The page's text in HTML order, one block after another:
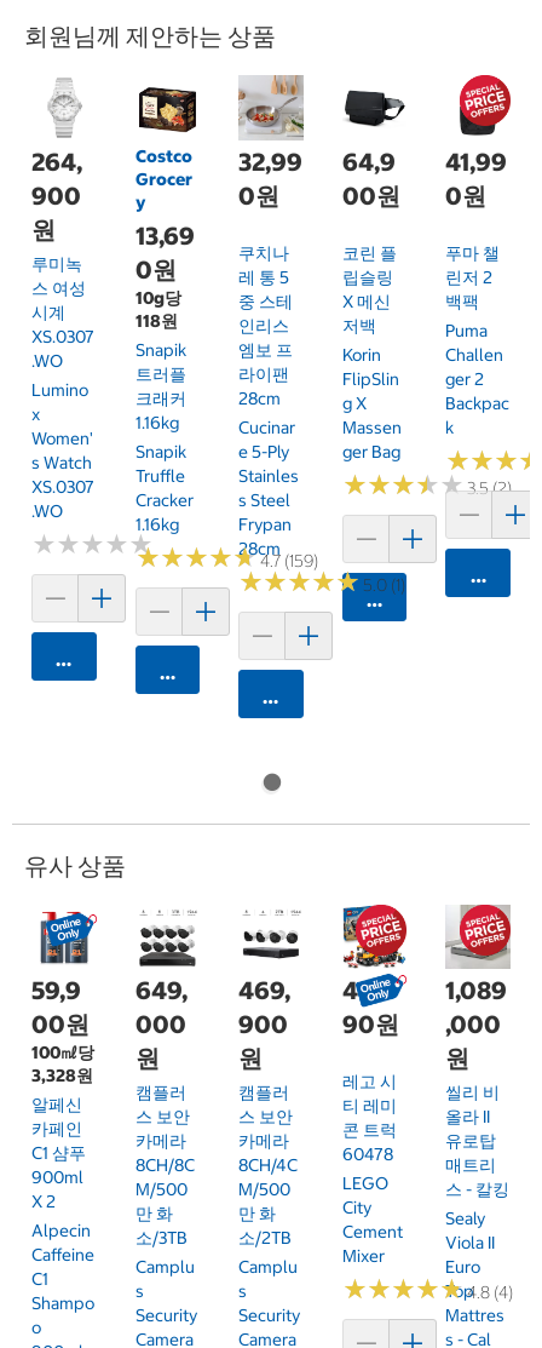
회원님께 제안하는 상품
264,
900
원
루미녹
스 여성
시계
XS.0307
.WO
Lumino
X
Women'
S Watch
XS.0307
.WO
★★★★★
★★★★★
카트에 담기
Costco
Grocer
y
13,69
0원
10g당
118원
Snapik
트러플
크래커
1.16kg
Snapik
Truffle
Cracker
1.16kg
★★★★★
★★★★★4.7 (159)
카트에 담기
32,99
0원
쿠치나
레 통 5
중 스테
인리스
엠보 프
라이팬
28cm
Cucinar
E 5-Ply
Stainles
S Steel
Frypan
28cm
★★★★★
★★★★★5.0 (1)
카트에 담기
64,9
00원
코린 플
립슬링
X 메신
저백
Korin
FlipSlin
G X
Massen
Ger Bag
★★★★★
★★★★★3.5 (2)
카트에 담기
41,99
0원
푸마 챌
린저 2
백팩
Puma
Challen
Ger 2
Backpac
K
★★★
★★★
카트에
유사 상품
59,9
00원
100㎖당
3,328원
알페신
카페인
C1 샴푸
900ml
X 2
Alpecin
Caffeine
C1
Shampo
O
649,
000
원
캠플러
스 보안
카메라
8CH/8C
M/500
만 화
소/3TB
Camplu
S
Security
Camera
469,
900
원
캠플러
스 보안
카메라
8CH/4C
M/500
만 화
소/2TB
Camplu
S
Security
Camera
48,9
90원
레고 시
티 레미
콘 트럭
60478
LEGO
City
Cement
Mixer
★★★★★
★★★★★4.8 (4)
1,089
,000
원
씰리 비
올라 II
유로탑
매트리
스 - 칼킹
Sealy
Viola II
Euro
Top
Mattres
S - Cal